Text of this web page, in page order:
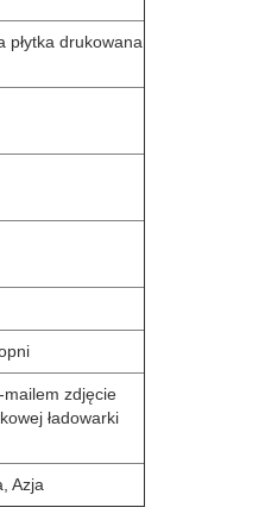
płytka drukowana
zdjęcie
ładowarki
Azja